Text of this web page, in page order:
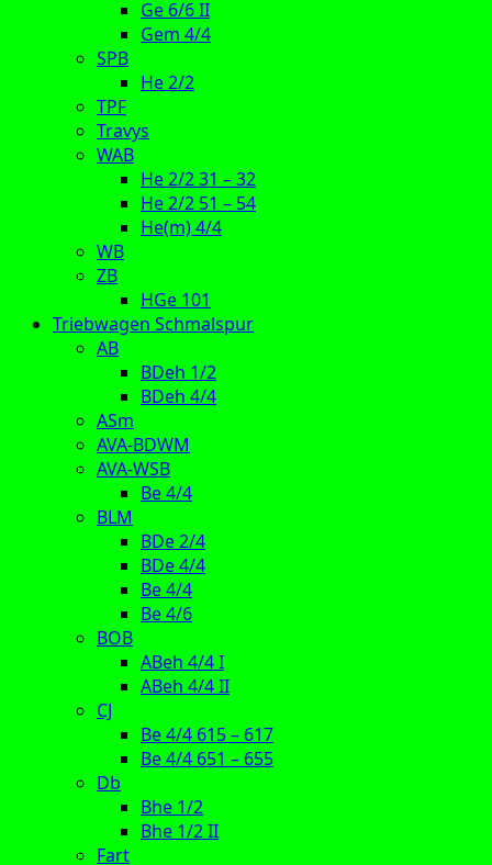
Ge 6/6 II
Gem 4/4
SPB
He 2/2
TPF
Travys
WAB
He 2/2 31 – 32
He 2/2 51 – 54
He(m) 4/4
WB
ZB
HGe 101
Triebwagen Schmalspur
AB
BDeh 1/2
BDeh 4/4
ASm
AVA-BDWM
AVA-WSB
Be 4/4
BLM
BDe 2/4
BDe 4/4
Be 4/4
Be 4/6
BOB
ABeh 4/4 I
ABeh 4/4 II
CJ
Be 4/4 615 – 617
Be 4/4 651 – 655
Db
Bhe 1/2
Bhe 1/2 II
Fart